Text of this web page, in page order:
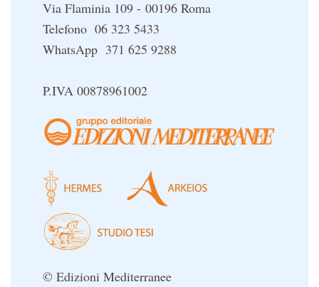
Via Flaminia 109 - 00196 Roma
Telefono 06 323 5433
WhatsApp 371 625 9288
P.IVA 00878961002
© Edizioni Mediterranee